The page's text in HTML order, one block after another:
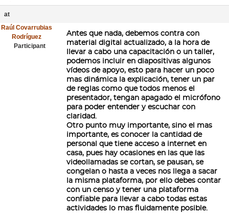
at
Raúl Covarrubias
Rodríguez
Participant
Antes que nada, debemos contra con
material digital actualizado, a la hora de
llevar a cabo una capacitación o un taller,
podemos incluir en diapositivas algunos
vídeos de apoyo, esto para hacer un poco
mas dinámica la explicación, tener un par
de reglas como que todos menos el
presentador, tengan apagado el micrófono
para poder entender y escuchar con
claridad.
Otro punto muy importante, sino el mas
importante, es conocer la cantidad de
personal que tiene acceso a internet en
casa, pues hay ocasiones en las que las
videollamadas se cortan, se pausan, se
congelan o hasta a veces nos llega a sacar
la misma plataforma, por ello debes contar
con un censo y tener una plataforma
confiable para llevar a cabo todas estas
actividades lo mas fluidamente posible.